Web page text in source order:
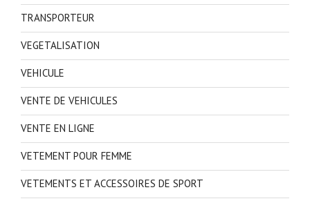
TRANSPORTEUR
VEGETALISATION
VEHICULE
VENTE DE VEHICULES
VENTE EN LIGNE
VETEMENT POUR FEMME
VETEMENTS ET ACCESSOIRES DE SPORT